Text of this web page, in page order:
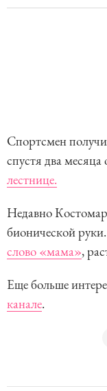
Спортсмен
спустя два месяца
лестнице.
Недавно
бионической
слово «мама»,
Еще больше
канале.